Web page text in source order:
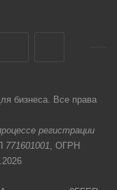
бизнеса. Все права
регистрации
771601001, ОГРН